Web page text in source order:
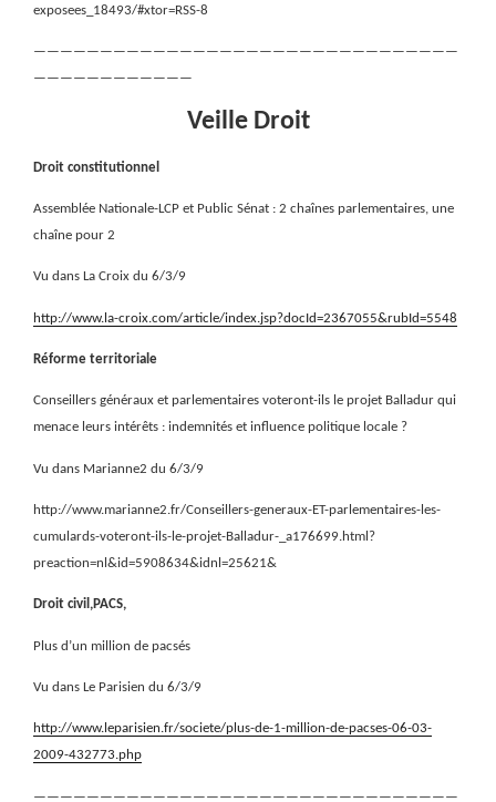
exposees_18493/#xtor=RSS-8
————————————————————————————————
————————————
Veille Droit
Droit constitutionnel
Assemblée Nationale-LCP et Public Sénat : 2 chaînes parlementaires, une
chaîne pour 2
Vu dans La Croix du 6/3/9
http://www.la-croix.com/article/index.jsp?docId=2367055&rubId=5548
Réforme territoriale
Conseillers généraux et parlementaires voteront-ils le projet Balladur qui
menace leurs intérêts : indemnités et influence politique locale ?
Vu dans Marianne2 du 6/3/9
http://www.marianne2.fr/Conseillers-generaux-ET-parlementaires-les-
cumulards-voteront-ils-le-projet-Balladur-_a176699.html?
preaction=nl&id=5908634&idnl=25621&
Droit civil,PACS,
Plus d’un million de pacsés
Vu dans Le Parisien du 6/3/9
http://www.leparisien.fr/societe/plus-de-1-million-de-pacses-06-03-
2009-432773.php
————————————————————————————————